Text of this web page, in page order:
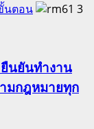
นตอน
3
นยันทำงาน
มกฎหมายทุก